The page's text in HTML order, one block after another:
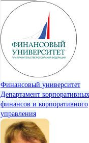
Финансовый университет
Департамент корпоративных
финансов и корпоративного
управления